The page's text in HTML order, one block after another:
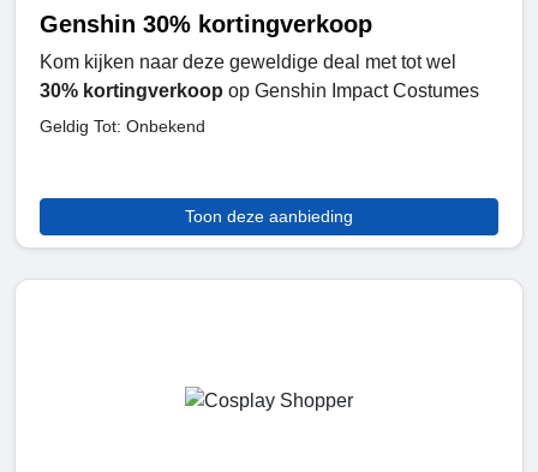
Genshin 30% kortingverkoop
Kom kijken naar deze geweldige deal met tot wel
30% kortingverkoop op Genshin Impact Costumes
Geldig Tot: Onbekend
Toon deze aanbieding